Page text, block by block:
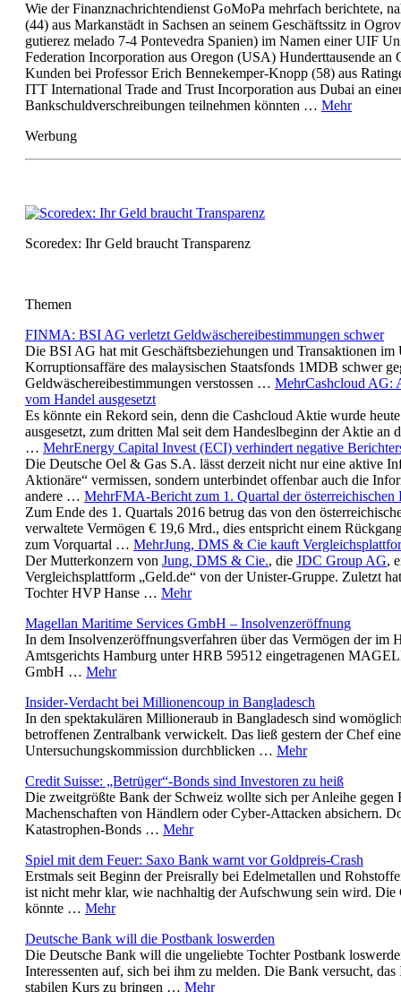
Wie der Finanznachrichtendienst GoMoPa mehrfach berichtete,
(44) aus Markanstädt in Sachsen an seinem Geschäftssitz in
gutierez melado 7-4 Pontevedra Spanien) im Namen einer UIF
Federation Incorporation aus Oregon (USA) Hunderttausende an
Kunden bei Professor Erich Bennekemper-Knopp (58) aus
ITT International Trade and Trust Incorporation aus Dubai an
Bankschuldverschreibungen teilnehmen könnten … Mehr
Werbung
Scoredex: Ihr Geld braucht Transparenz
Themen
FINMA: BSI AG verletzt Geldwäschereibestimmungen schwer
Die BSI AG hat mit Geschäftsbeziehungen und Transaktionen im
Korruptionsaffäre des malaysischen Staatsfonds 1MDB schwer
Geldwäschereibestimmungen verstossen … MehrCashcloud AG:
vom Handel ausgesetzt
Es könnte ein Rekord sein, denn die Cashcloud Aktie wurde
ausgesetzt, zum dritten Mal seit dem Handeslbeginn der Aktie an
… MehrEnergy Capital Invest (ECI) verhindert negative
Die Deutsche Oel & Gas S.A. lässt derzeit nicht nur eine aktive
Aktionäre“ vermissen, sondern unterbindet offenbar auch die
andere … MehrFMA-Bericht zum 1. Quartal der österreichischen
Zum Ende des 1. Quartals 2016 betrug das von den
verwaltete Vermögen € 19,6 Mrd., dies entspricht einem
zum Vorquartal … MehrJung, DMS & Cie kauft
Der Mutterkonzern von Jung, DMS & Cie., die JDC Group AG,
Vergleichsplattform „Geld.de“ von der Unister-Gruppe. Zuletzt
Tochter HVP Hanse … Mehr
Magellan Maritime Services GmbH – Insolvenzeröffnung
In dem Insolvenzeröffnungsverfahren über das Vermögen der im
Amtsgerichts Hamburg unter HRB 59512 eingetragenen
GmbH … Mehr
Insider-Verdacht bei Millionencoup in Bangladesch
In den spektakulären Millioneraub in Bangladesch sind
betroffenen Zentralbank verwickelt. Das ließ gestern der Chef
Untersuchungskommission durchblicken … Mehr
Credit Suisse: „Betrüger“-Bonds sind Investoren zu heiß
Die zweitgrößte Bank der Schweiz wollte sich per Anleihe
Machenschaften von Händlern oder Cyber-Attacken absichern.
Katastrophen-Bonds … Mehr
Spiel mit dem Feuer: Saxo Bank warnt vor Goldpreis-Crash
Erstmals seit Beginn der Preisrally bei Edelmetallen und
ist nicht mehr klar, wie nachhaltig der Aufschwung sein wird.
könnte … Mehr
Deutsche Bank will die Postbank loswerden
Die Deutsche Bank will die ungeliebte Tochter Postbank
Interessenten auf, sich bei ihm zu melden. Die Bank versucht,
stabilen Kurs zu bringen … Mehr